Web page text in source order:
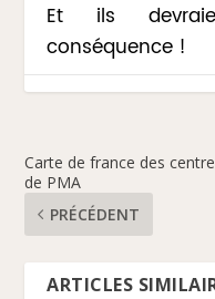
Et ils
conséquence !
Carte de france des
de PMA
PRÉCÉDENT
ARTICLES